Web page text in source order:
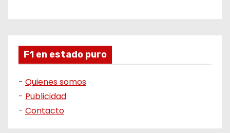
F1 en estado puro
- Quienes somos
- Publicidad
- Contacto